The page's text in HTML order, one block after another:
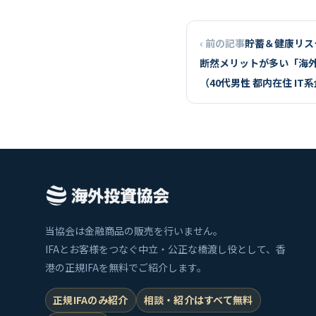
‹ 前の記事貯蓄＆健康リ
断然メリットが多い「海
（40代男性 都内在住 IT
当協会は金融商品の販売を行いません。
IFAとお客様をつなぐ中立・公正な橋渡し役として、香
港の正規IFAを無料でご紹介します。
正規IFAのみ紹介 相談・紹介はすべて無料